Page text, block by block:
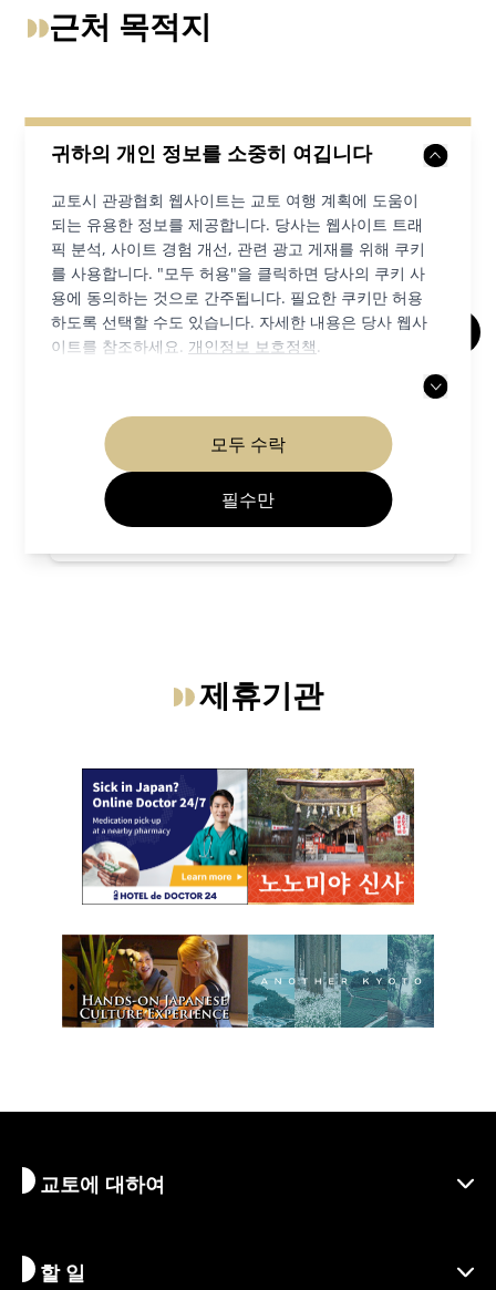
귀하의 개인 정보를 소중히 여깁니다
교토시 관광협회 웹사이트는 교토 여행 계획에 도움이
되는 유용한 정보를 제공합니다. 당사는 웹사이트 트래
픽 분석, 사이트 경험 개선, 관련 광고 게재를 위해 쿠키
를 사용합니다. "모두 허용"을 클릭하면 당사의 쿠키 사
용에 동의하는 것으로 간주됩니다. 필요한 쿠키만 허용
하도록 선택할 수도 있습니다. 자세한 내용은 당사 웹사
이트를 참조하세요. 개인정보 보호정책.
모두 수락
필수만
근처 목적지
사찰 신사 기누가사 & 기타노
세부
제휴기관
교토에 대하여
교토 알아보기
할 일